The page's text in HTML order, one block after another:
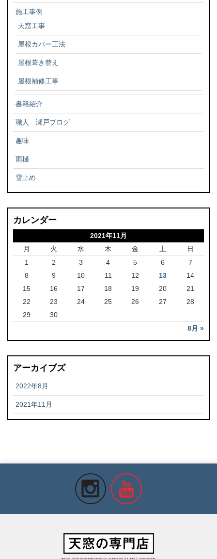
施工事例
天窓工事
屋根カバー工法
屋根葺き替え
屋根補修工事
書籍紹介
職人 瀬戸ブログ
趣味
雨樋
雪止め
カレンダー
2021年11月
月
火 水 木 金 土 日
8月 »
1 2 3 4 5 6
7
8
9 10 11 12 13
14
15
16 17 18 19 20
21
22
23 24 25 26 27
28
29
30
アーカイブズ
2022年8月
2021年11月